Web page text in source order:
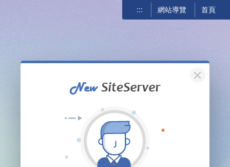
::: 網站導覽 首頁
關閉